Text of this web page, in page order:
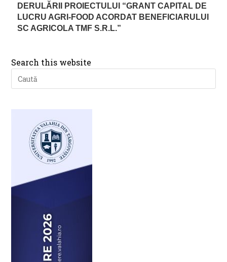
DERULĂRII PROIECTULUI “GRANT CAPITAL DE
LUCRU AGRI-FOOD ACORDAT BENEFICIARULUI
SC AGRICOLA TMF S.R.L.”
Search this website